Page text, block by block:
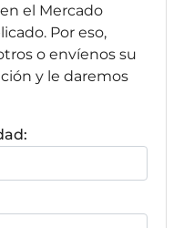
el Mercado
Por eso,
o envíenos su
y le daremos